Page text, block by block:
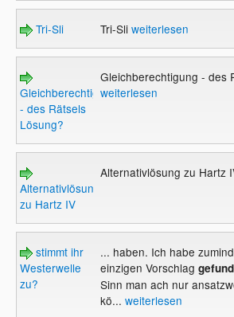
Tri-Sli Tri-Sli weiterlesen
Gleichberechtigung
- des Rätsels
Lösung?
Gleichberechtigung - des
weiterlesen
Alternativlösung
zu Hartz IV
Alternativlösung zu Hartz
stimmt ihr
Westerwelle
zu?
... haben. Ich habe
einzigen Vorschlag
Sinn man ach nur
kö... weiterlesen